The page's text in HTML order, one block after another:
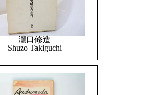
瀧口修造
Shuzo Takiguchi